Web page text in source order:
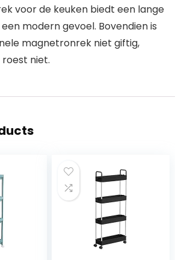
voor de keuken biedt een lange
modern gevoel. Bovendien is
magnetronrek niet giftig,
niet.